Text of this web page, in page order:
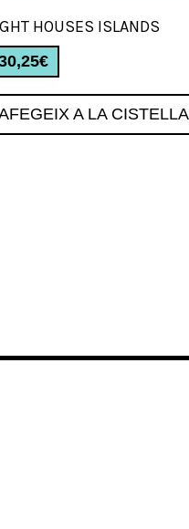
HOUSES ISLANDS
€
A LA CISTELLA